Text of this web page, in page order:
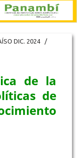
DIC. 2024
/
de la
de